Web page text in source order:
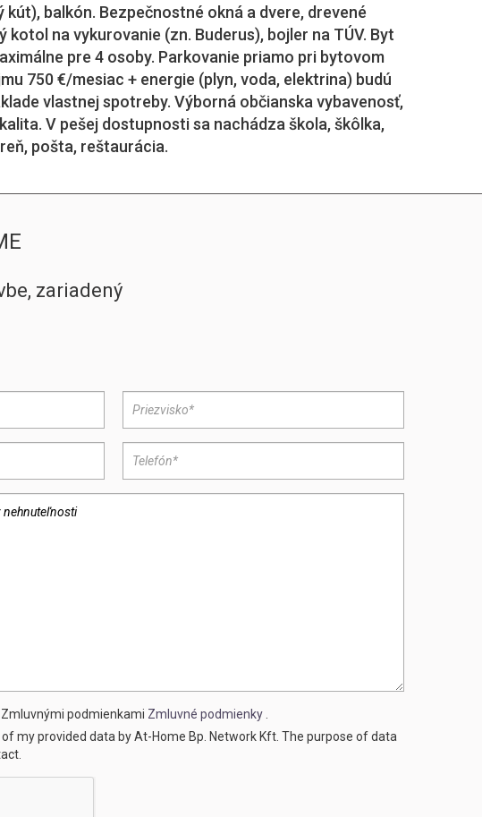
kút), balkón. Bezpečnostné okná a dvere, drevené
kotol na vykurovanie (zn. Buderus), bojler na TÚV. Byt
pre 4 osoby. Parkovanie priamo pri bytovom
750 €/mesiac + energie (plyn, voda, elektrina) budú
vlastnej spotreby. Výborná občianska vybavenosť,
V pešej dostupnosti sa nachádza škola, škôlka,
pošta, reštaurácia.
zariadený
podmienkami Zmluvné podmienky.
of my provided data by At-Home Bp. Network Kft. The purpose of data